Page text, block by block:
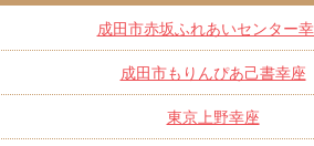
成田市赤坂ふれあいセンター
成田市もりんぴあ己書幸座
東京上野幸座